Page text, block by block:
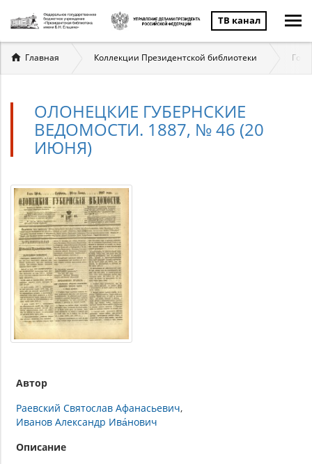
ТВ канал
Вы
здесь
Главная Коллекции Президентской библиотеки
ОЛОНЕЦКИЕ ГУБЕРНСКИЕ
ВЕДОМОСТИ. 1887, № 46 (20
ИЮНЯ)
Автор
Раевский Святослав Афанасьевич
Иванов Александр Ива́нович
Описание